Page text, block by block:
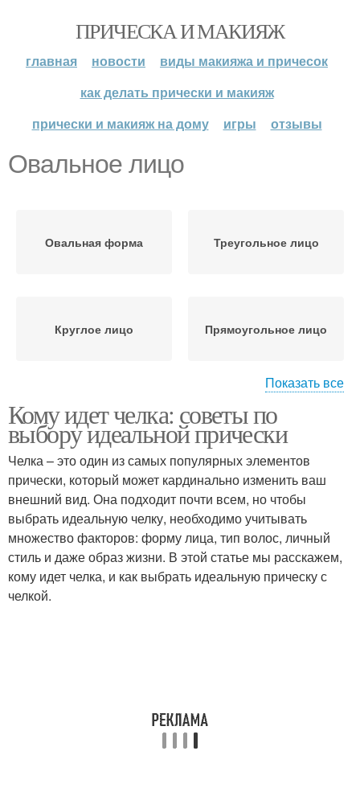
ПРИЧЕСКА И МАКИЯЖ
главная новости
виды макияжа и причесок
как делать прически и макияж
прически и макияж на дому
игры отзывы
Овальное лицо
Овальная форма Треугольное лицо
Круглое лицо Прямоугольное лицо
лица
волосы
Лица на короткие
волосы
Лица на длинные
волосы
Квадратное лицо
Показать все
Кому идет челка: советы по
выбору идеальной прически
Челка – это один из самых популярных элементов
прически, который может кардинально изменить ваш
внешний вид. Она подходит почти всем, но чтобы
выбрать идеальную челку, необходимо учитывать
множество факторов: форму лица, тип волос, личный
стиль и даже образ жизни. В этой статье мы расскажем,
кому идет челка, и как выбрать идеальную прическу с
челкой.